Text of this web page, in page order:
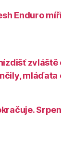
Enduro
zvláště
mláďata